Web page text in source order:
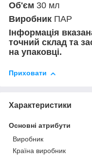
Об'єм 30 мл
Виробник ПАР
Інформація
точний склад та
на упаковці.
Приховати
Характеристики
Основні атрибути
Виробник
Країна виробник